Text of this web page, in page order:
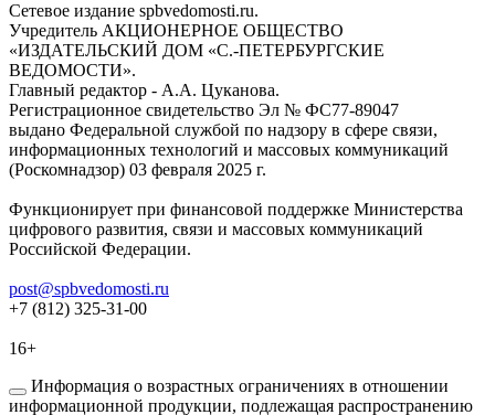
Сетевое издание spbvedomosti.ru.
Учредитель АКЦИОНЕРНОЕ ОБЩЕСТВО
«ИЗДАТЕЛЬСКИЙ ДОМ «С.-ПЕТЕРБУРГСКИЕ
ВЕДОМОСТИ».
Главный редактор - А.А. Цуканова.
Регистрационное свидетельство Эл № ФС77-89047
выдано Федеральной службой по надзору в сфере связи,
информационных технологий и массовых коммуникаций
(Роскомнадзор) 03 февраля 2025 г.
Функционирует при финансовой поддержке Министерства
цифрового развития, связи и массовых коммуникаций
Российской Федерации.
post@spbvedomosti.ru
+7 (812) 325-31-00
16+
Информация о возрастных ограничениях в отношении
информационной продукции, подлежащая распространению